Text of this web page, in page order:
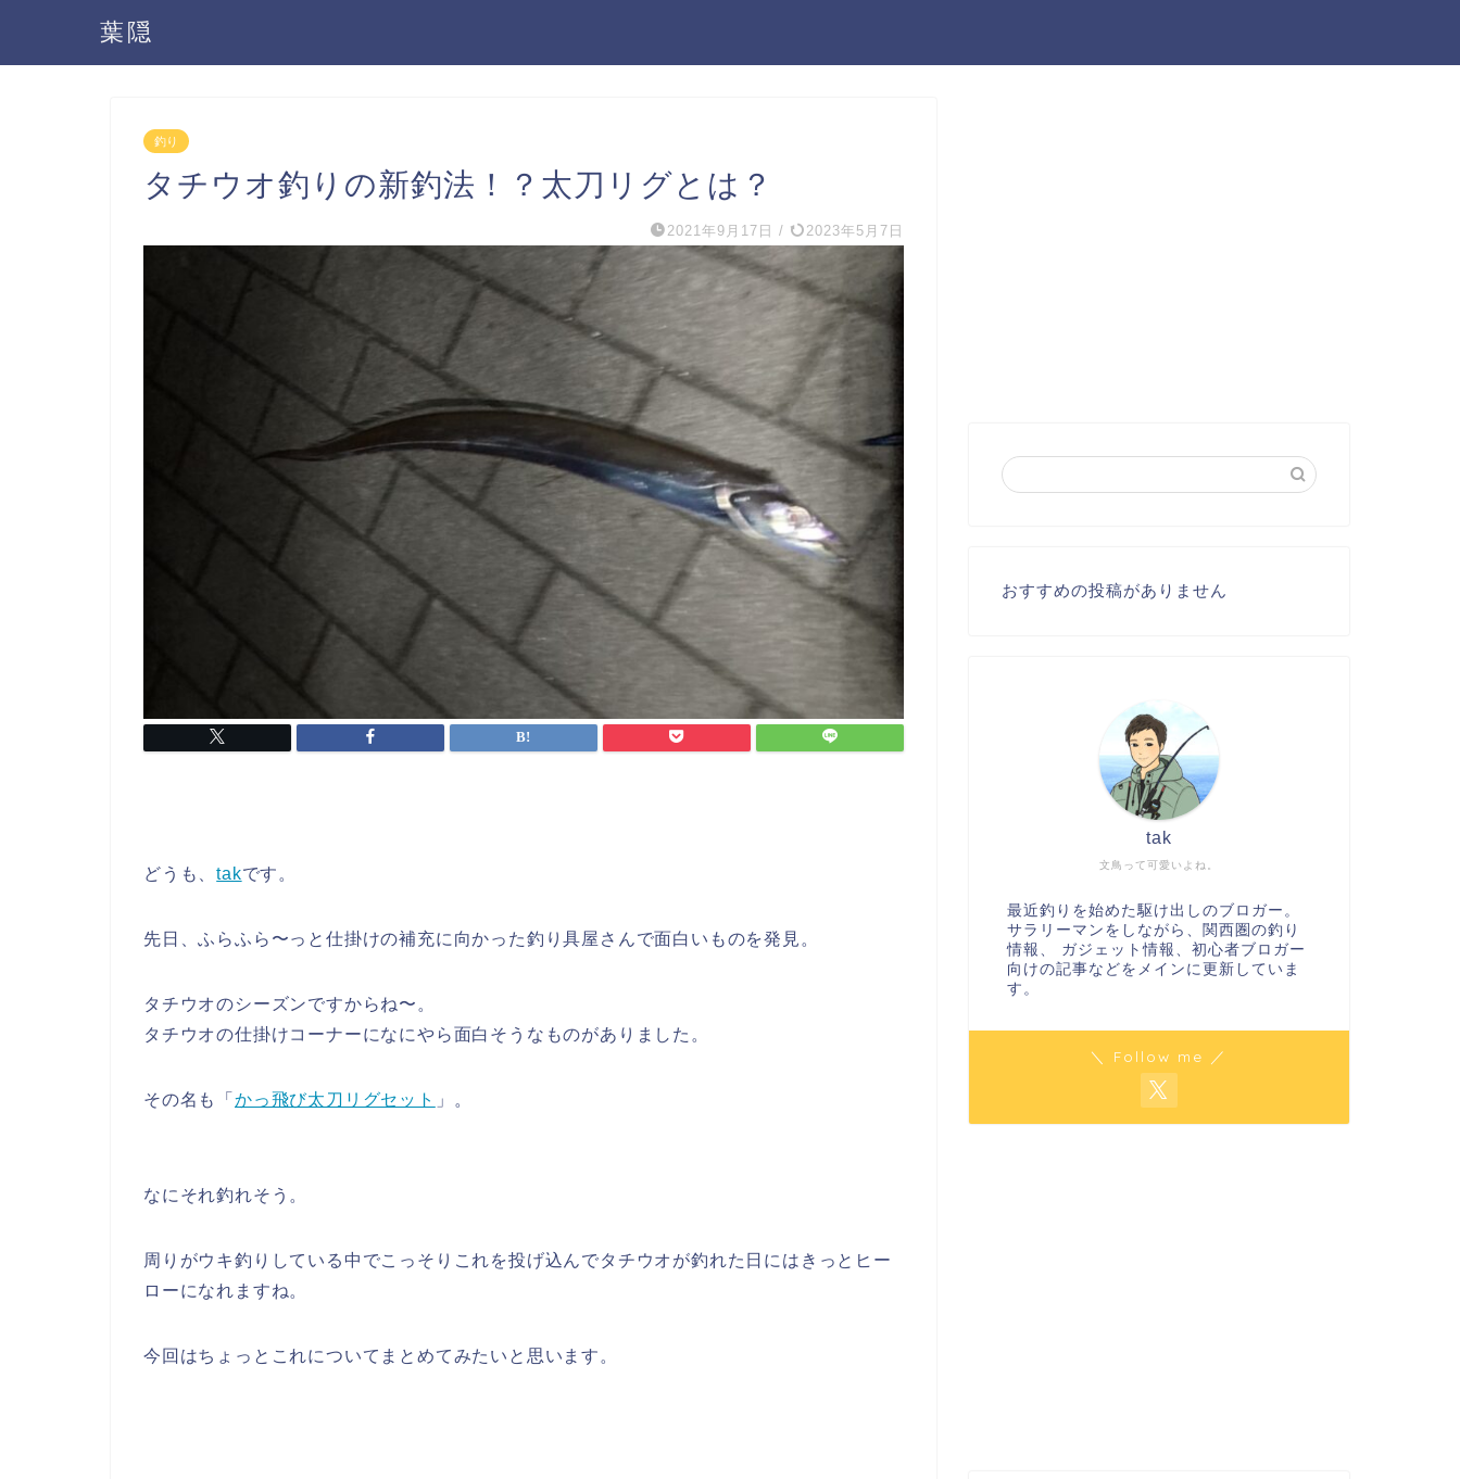
葉隠
釣り
タチウオ釣りの新釣法！？太刀リグとは？
2021年9月17日 / 2023年5月7日
どうも、takです。
先日、ふらふら〜っと仕掛けの補充に向かった釣り具屋さんで面白いものを発見。
タチウオのシーズンですからね〜。
タチウオの仕掛けコーナーになにやら面白そうなものがありました。
その名も「 かっ飛び太刀リグセット 」。
なにそれ釣れそう。
周りがウキ釣りしている中でこっそりこれを投げ込んでタチウオが釣れた日にはきっとヒー
ローになれますね。
今回はちょっとこれについてまとめてみたいと思います。
おすすめの投稿がありません
文鳥って可愛いよね。
tak
最近釣りを始めた駆け出しのブロガー。
サラリーマンをしながら、関西圏の釣り
情報、 ガジェット情報、初心者ブロガー
向けの記事などをメインに更新していま
す。
＼ Follow me ／